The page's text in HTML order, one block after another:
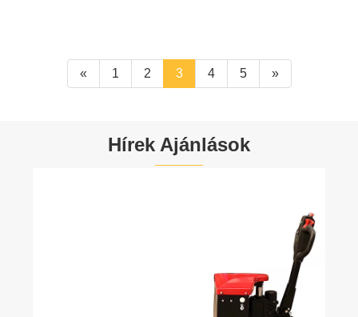
« 1 2 3 4 5 »
Hírek Ajánlások